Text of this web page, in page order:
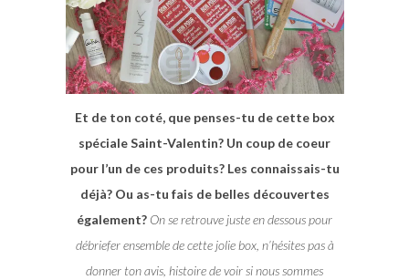
Et de ton coté, que penses-tu de cette box
spéciale Saint-Valentin? Un coup de coeur
pour l’un de ces produits? Les connaissais-tu
déjà? Ou as-tu fais de belles découvertes
également? On se retrouve juste en dessous pour
débriefer ensemble de cette jolie box, n’hésites pas à
donner ton avis, histoire de voir si nous sommes